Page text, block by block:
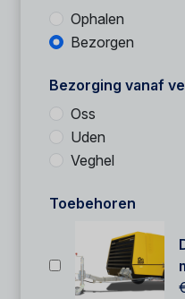
Ophalen
Bezorgen
Bezorging vanaf
Oss
Uden
Veghel
Toebehoren